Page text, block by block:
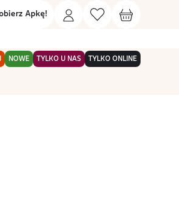
Apkę!
NOWE TYLKO U NAS TYLKO ONLINE